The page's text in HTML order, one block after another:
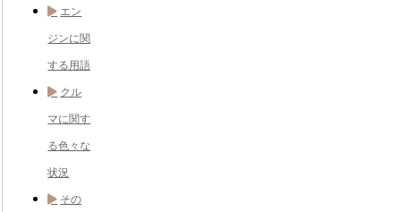
エン
ジンに関
する用語
クル
マに関す
る色々な
状況
その